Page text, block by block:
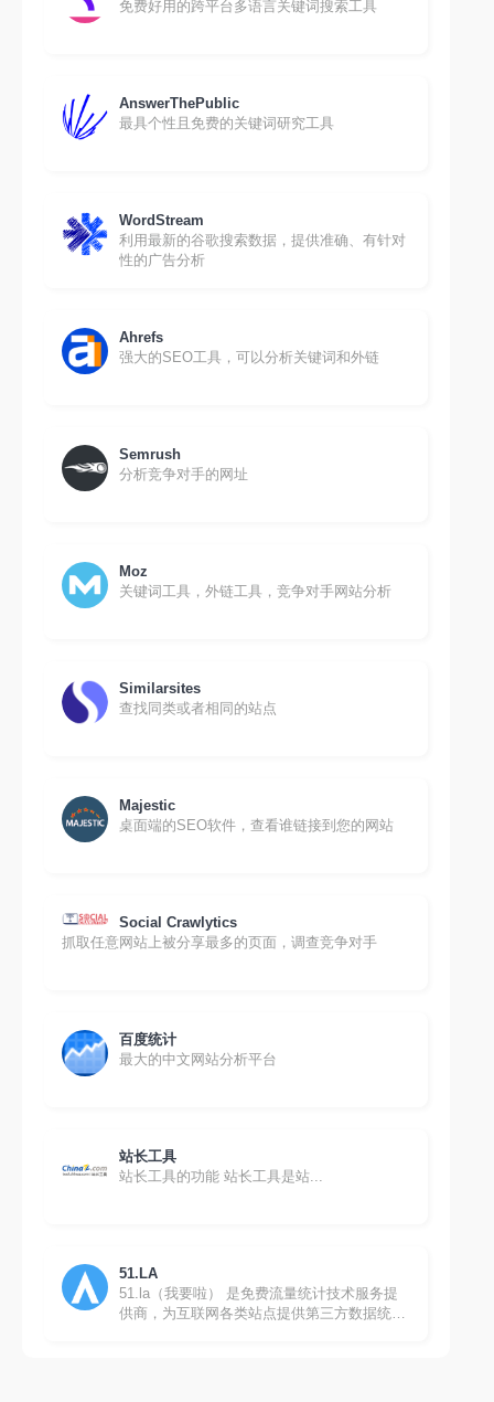
免费好用的跨平台多语言关键词搜索工具
AnswerThePublic
最具个性且免费的关键词研究工具
WordStream
利用最新的谷歌搜索数据，提供准确、有针对
性的广告分析
Ahrefs
强大的SEO工具，可以分析关键词和外链
Semrush
分析竞争对手的网址
Moz
关键词工具，外链工具，竞争对手网站分析
Similarsites
查找同类或者相同的站点
Majestic
桌面端的SEO软件，查看谁链接到您的网站
Social Crawlytics
抓取任意网站上被分享最多的页面，调查竞争对手
百度统计
最大的中文网站分析平台
站长工具
站长工具的功能 站长工具是站...
51.LA
51.la（我要啦） 是免费流量统计技术服务提
供商，为互联网各类站点提供第三方数据统计